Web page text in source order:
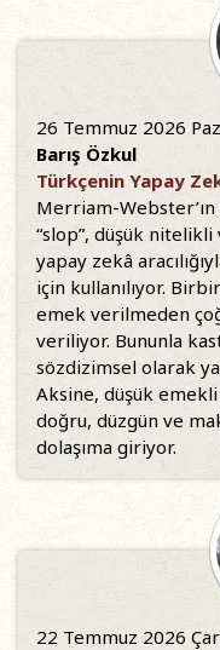
26 Temmuz 2026
Barış Özkul
Türkçenin Yapay
Merriam-Webster’ın
“slop”, düşük
yapay zekâ
için kullanılıyor.
emek verilmeden
veriliyor. Bununla
sözdizimsel olarak
Aksine, düşük emekli
doğru, düzgün ve
dolaşıma giriyor.
22 Temmuz 2026